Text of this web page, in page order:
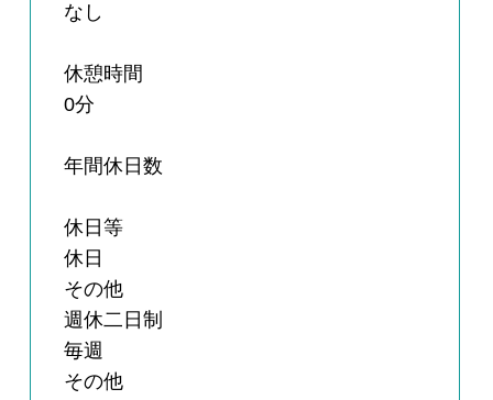
なし
休憩時間
0分
年間休日数
休日等
休日
その他
週休二日制
毎週
その他